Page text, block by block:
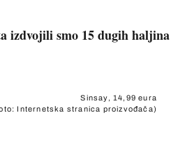
izdvojili smo 15 dugih haljina
Sinsay, 14,99 eura
Internetska stranica proizvođača)